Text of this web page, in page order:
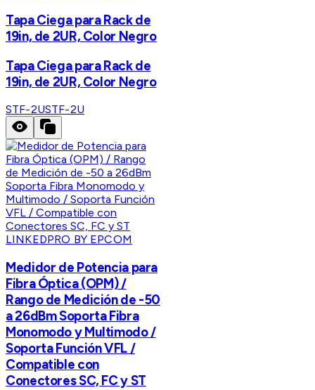
Tapa Ciega para Rack de
19in, de 2UR, Color Negro
Tapa Ciega para Rack de
19in, de 2UR, Color Negro
STF-2USTF-2U
LINKEDPRO BY EPCOM
Medidor de Potencia para
Fibra Óptica (OPM) /
Rango de Medición de -50
a 26dBm Soporta Fibra
Monomodo y Multimodo /
Soporta Función VFL /
Compatible con
Conectores SC, FC y ST